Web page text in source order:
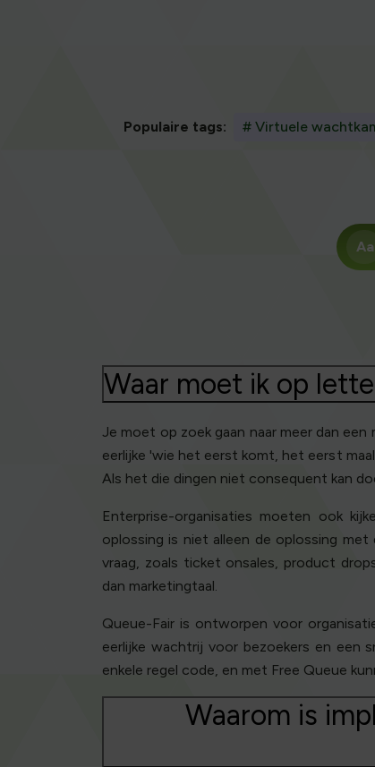
Populaire tags: # Virtuele
Waar moet ik op
Je moet op zoek gaan naar meer dan
eerlijke 'wie het eerst komt, het eerst
Als het die dingen niet consequent kan
Enterprise-organisaties moeten ook
oplossing is niet alleen de oplossing
vraag, zoals ticket onsales, product
dan marketingtaal.
Queue-Fair is ontworpen voor
eerlijke wachtrij voor bezoekers en een
enkele regel code, en met Free Queue
Waarom is